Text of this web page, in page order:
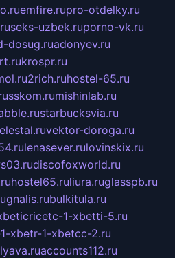
emfire.rupro-otdelky.ru
seks-uzbek.ruporno-vk.ru
dosug.ruadonyev.ru
krospr.ru
2rich.ruhostel-65.ru
mishinlab.ru
starbucksvia.ru
elestal.ruvektor-doroga.ru
lenasever.rulovinskix.ru
discofoxworld.ru
hostel65.ruliura.ruglasspb.ru
gnalis.rubulkitula.ru
1-xbetti-5.ru
xbetr-1-xbetcc-2.ru
accounts112.ru